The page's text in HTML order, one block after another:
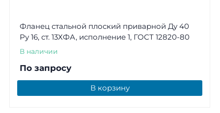
Фланец стальной плоский приварной Ду 40
Ру 16, ст. 13ХФА, исполнение 1, ГОСТ 12820-80
В наличии
По запросу
В корзину